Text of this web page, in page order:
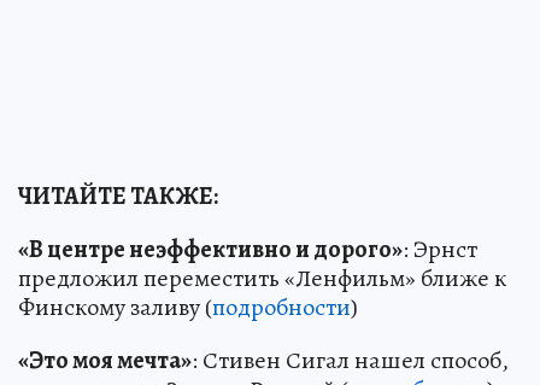
ЧИТАЙТЕ ТАКЖЕ:
«В центре неэффективно и дорого»: Эрнст
предложил переместить «Ленфильм» ближе к
Финскому заливу (подробности)
«Это моя мечта»: Стивен Сигал нашел способ,